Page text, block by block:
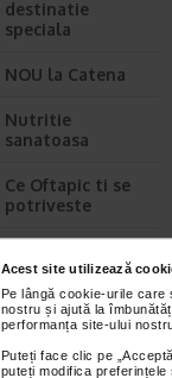
Acest site utilizează
Pe lângă cookie-urile
nostru și ajută la
performanța site-ului
Puteți face clic pe
puteți modifica
destinatie
speciala
NOU la Catena
Nutritie
sanatoasa
Ce Oftapic ti se
potriveste
din prima clipa
Seturi cadou
Baylis&Harding